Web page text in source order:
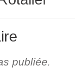
publiée.